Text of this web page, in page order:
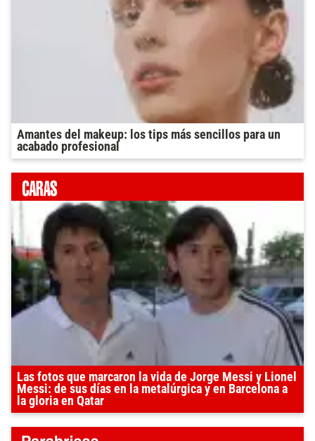
Amantes del makeup: los tips más sencillos para un
acabado profesional
Las fotos que marcaron la vida de Jorge Messi y Lionel
Messi: de sus días en la metalúrgica y en Barcelona a
la gloria en Qatar